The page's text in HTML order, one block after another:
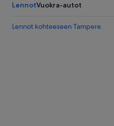
LennotVuokra-autot
Lennot kohteeseen Tampere